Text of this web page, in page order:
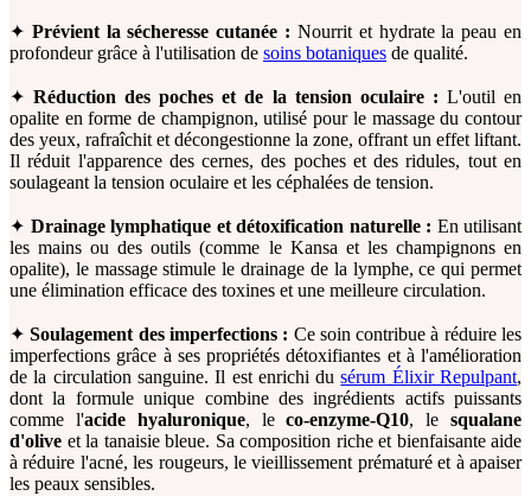
✦ Prévient la sécheresse cutanée : Nourrit et hydrate la peau en
profondeur grâce à l'utilisation de soins botaniques de qualité.
✦Réduction des poches et de la tension oculaire : L'outil en
opalite en forme de champignon, utilisé pour le massage du contour
des yeux, rafraîchit et décongestionne la zone, offrant un effet liftant.
Il réduit l'apparence des cernes, des poches et des ridules, tout en
soulageant la tension oculaire et les céphalées de tension.
✦ Drainage lymphatique et détoxification naturelle : En utilisant
les mains ou des outils (comme le Kansa et les champignons en
opalite), le massage stimule le drainage de la lymphe, ce qui permet
une élimination efficace des toxines et une meilleure circulation.
✦Soulagement des imperfections : Ce soin contribue à réduire les
imperfections grâce à ses propriétés détoxifiantes et à l'amélioration
de la circulation sanguine. Il est enrichi dusérum Élixir Repulpant,
dont la formule unique combine des ingrédients actifs puissants
comme l'acide hyaluronique, leco-enzyme-Q10, lesqualane
d'olive et la tanaisie bleue. Sa composition riche et bienfaisante aide
à réduire l'acné, les rougeurs, le vieillissement prématuré et à apaiser
les peaux sensibles.